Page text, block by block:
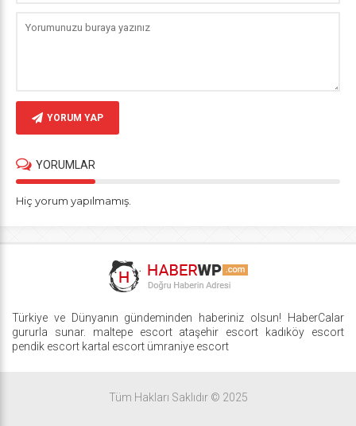
YORUM YAP
YORUMLAR
Hiç yorum yapılmamış.
Türkiye ve Dünyanın gündeminden haberiniz olsun! HaberCalar
gururla sunar. maltepe escort ataşehir escort
kadıköy escort
pendik escort kartal escort ümraniye escort
Tüm Hakları Saklıdır © 2025